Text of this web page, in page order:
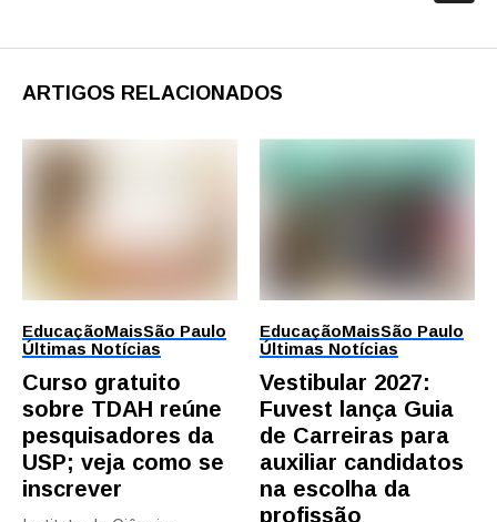
ARTIGOS RELACIONADOS
EducaçãoMaisSão Paulo
Últimas Notícias
Curso gratuito
sobre TDAH reúne
pesquisadores da
USP; veja como se
inscrever
EducaçãoMaisSão Paulo
Últimas Notícias
Vestibular 2027:
Fuvest lança Guia
de Carreiras para
auxiliar candidatos
na escolha da
profissão